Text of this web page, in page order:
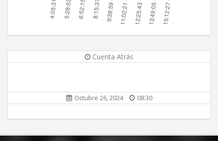
Cuenta Atrás
Octubre 26, 2024 08:30